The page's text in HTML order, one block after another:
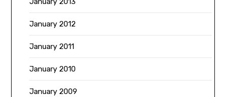
January 2012
January 2011
January 2010
January 2009